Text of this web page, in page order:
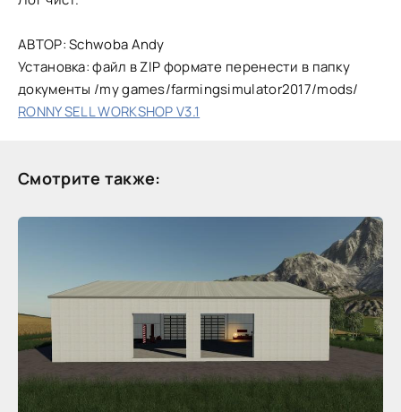
АВТОР: Schwoba Andy
Установка: файл в ZIP формате перенести в папку
документы /my games/farmingsimulator2017/mods/
RONNY SELL WORKSHOP V3.1
Смотрите также: